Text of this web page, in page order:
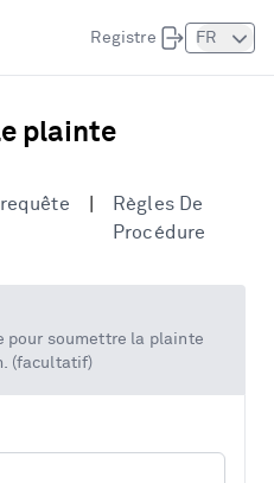
Registre FR
plainte
requête
Règles De
Procédure
pour soumettre la plainte
(facultatif)